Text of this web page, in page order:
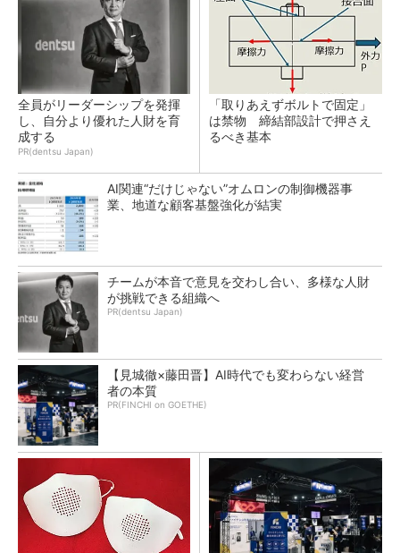
全員がリーダーシップを発揮
し、自分より優れた人財を育
成する
PR(dentsu Japan)
「取りあえずボルトで固定」
は禁物 締結部設計で押さえ
るべき基本
AI関連“だけじゃない”オムロンの制御機器事
業、地道な顧客基盤強化が結実
チームが本音で意見を交わし合い、多様な人財
が挑戦できる組織へ
PR(dentsu Japan)
【見城徹×藤田晋】AI時代でも変わらない経営
者の本質
PR(FINCHI on GOETHE)